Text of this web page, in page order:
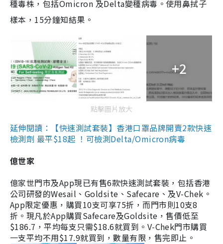
種毒株，包括Omicron 及Delta變種病毒。使用鼻拭子
樣本，15分鐘知結果。
+2
點擊圖片放大
延伸閱讀：【快速測試套裝】香港口罩品牌開賣2款快速
檢測劑 最平$18起 ！可檢測Delta/Omicron病毒
億世家
億家世門市及App現已有售6款快速測試套裝，包括香港
公司研發的Wesail、Goldsite、Safecare、及V-Chek。
App限定優惠，購買10支可享75折，而門市則10支8
折。現凡於App購買Safecare及Goldsite，售價低至
$186.7，平均每支只需$18.6就買到。V-Chek門市購買
一支平均不用$17.9就買到，數量有限，售完即止。